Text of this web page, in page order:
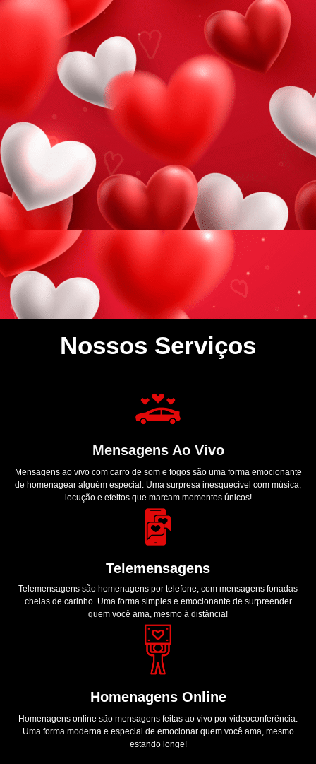
Nossos Serviços
Mensagens Ao Vivo
Mensagens ao vivo com carro de som e fogos são uma forma emocionante
de homenagear alguém especial. Uma surpresa inesquecível com música,
locução e efeitos que marcam momentos únicos!
Telemensagens
Telemensagens são homenagens por telefone, com mensagens fonadas
cheias de carinho. Uma forma simples e emocionante de surpreender
quem você ama, mesmo à distância!
Homenagens Online
Homenagens online são mensagens feitas ao vivo por videoconferência.
Uma forma moderna e especial de emocionar quem você ama, mesmo
estando longe!